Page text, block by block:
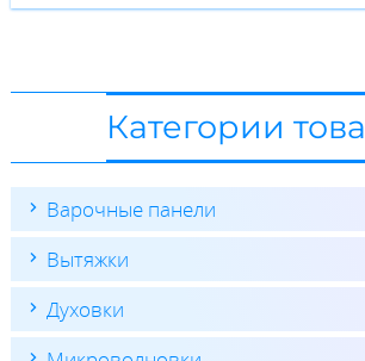
Категории
Варочные панели
Вытяжки
Духовки